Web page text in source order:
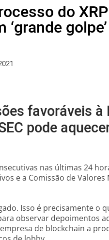
do
favoráveis à
pode
nas últimas 24
e a Comissão de
Isso é precisamente o
observar depoimentos
de blockchain a